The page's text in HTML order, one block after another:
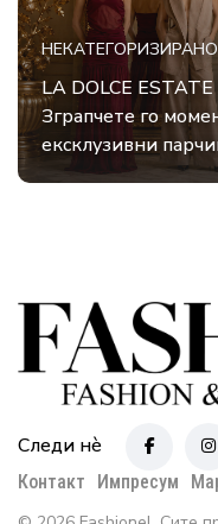
НЕКАТЕГОРИЗИРАНО
LA DOLCE
Зграпчете го
ексклузивни
Следи нè
Контакт Импресум